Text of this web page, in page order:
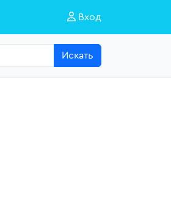
Вход
Искать